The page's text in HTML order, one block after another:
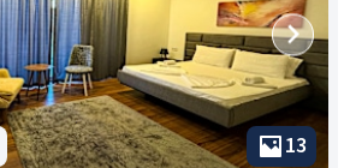
13